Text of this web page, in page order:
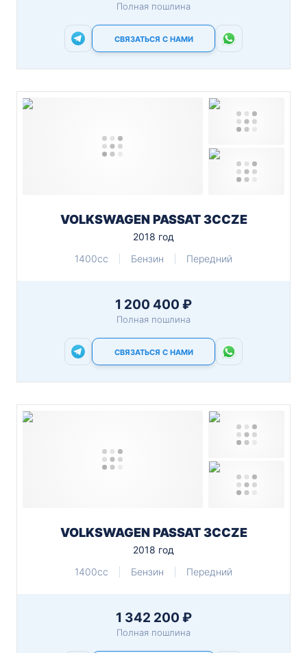
Полная пошлина
СВЯЗАТЬСЯ С НАМИ
VOLKSWAGEN PASSAT 3CCZE
2018 год
1400cc
Бензин Передний
1 200 400 ₽
Полная пошлина
СВЯЗАТЬСЯ С НАМИ
VOLKSWAGEN PASSAT 3CCZE
2018 год
1400cc
Бензин Передний
1 342 200 ₽
Полная пошлина